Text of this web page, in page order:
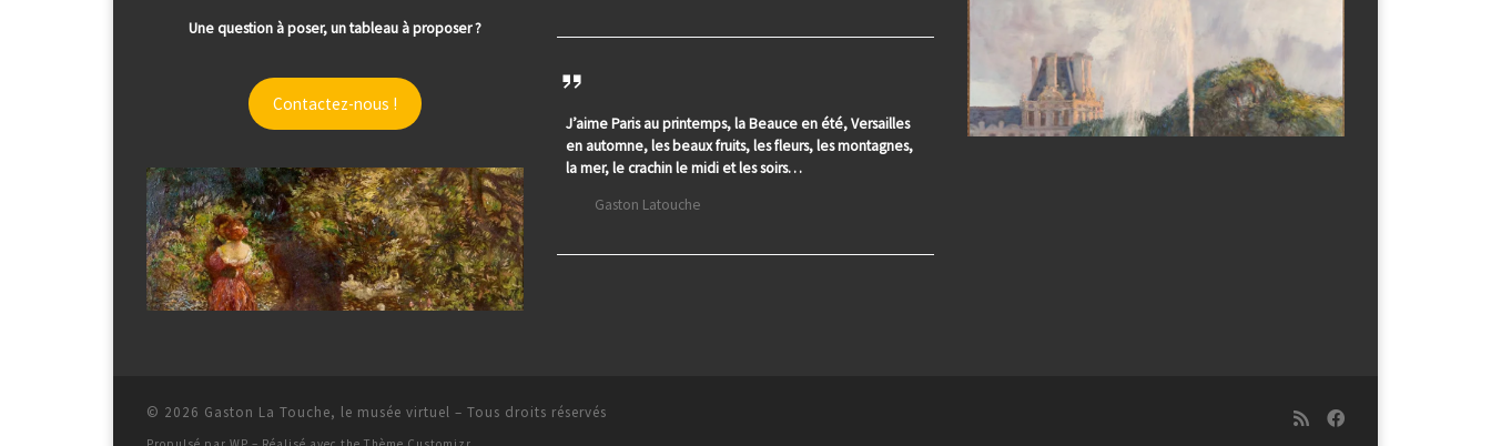
Une question à poser, un tableau à proposer ?
Contactez-nous !
J’aime Paris au printemps, la Beauce en été, Versailles
en automne, les beaux fruits, les fleurs, les montagnes,
la mer, le crachin le midi et les soirs…
Gaston Latouche
© 2026 Gaston La Touche, le musée virtuel – Tous droits réservés